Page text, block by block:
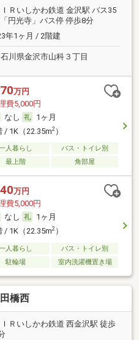
ＩＲいしかわ鉄道 金沢駅 バス35
円光寺」バス停 停歩8分
年1ヶ月 / 2階建
石川県金沢市山科３丁目
万円
費5,000円
なし
1ヶ月
/ 1K（22.35m2）
人暮らし
バス・トイレ別
最上階 角部屋
万円
費5,000円
なし
1ヶ月
/ 1K（22.35m2）
人暮らし
バス・トイレ別
駐輪場 室内洗濯機置き場
橋西
ＩＲいしかわ鉄道 西金沢駅 徒歩